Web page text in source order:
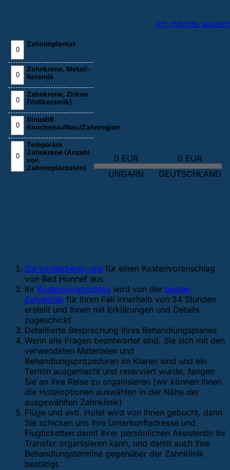
Ich möchte sparen!
Zahnimplantat
Zahnkrone, Metall-
Keramik
Zahnkrone, Zirkon
(Vollkeramik)
Sinuslift
Knochenaufbau/Zahnregion
Temporäre
Zahnkrone (Anzahl
von
Zahnimplantaten)
0 EUR
UNGARN
0 EUR
DEUTSCHLAND
Sie kontaktieren uns für einen Kostenvoranschlag
von Bad Honnef aus
Ihr Kostenvoranschlag wird von der besten
Zahnklinik für Ihren Fall innerhalb von 24 Stunden
erstellt und Ihnen mit Erklärungen und Details
zugeschickt
Detaillierte Besprechung Ihres Behandlungsplanes
Wenn alle Fragen beantwortet sind, Sie sich mit den
verwendeten Materialen und
Behandlungsprozeduren im Klaren sind und ein
Termin ausgemacht und reserviert wurde, fangen
Sie an Ihre Reise zu organisieren (wir können Ihnen
die Hoteloptionen auswählen in der Nähe der
ausgewählten Zahnklinik)
Flüge und evtl. Hotel wird von Ihnen gebucht, dann
Sie schicken uns Ihre Unterkunftadresse und
Flugticketten damit Ihrer persönlichen Assistentin Ihr
Transfer organisieren kann, und damit auch Ihre
Behandlungstermine gegenüber der Zahnklinik
bestätigt.